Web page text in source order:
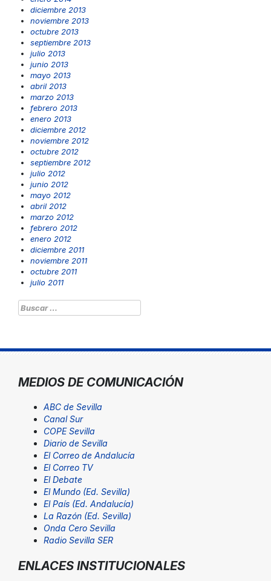
diciembre 2013
noviembre 2013
octubre 2013
septiembre 2013
julio 2013
junio 2013
mayo 2013
abril 2013
marzo 2013
febrero 2013
enero 2013
diciembre 2012
noviembre 2012
octubre 2012
septiembre 2012
julio 2012
junio 2012
mayo 2012
abril 2012
marzo 2012
febrero 2012
enero 2012
diciembre 2011
noviembre 2011
octubre 2011
julio 2011
Buscar:
MEDIOS DE COMUNICACIÓN
ABC de Sevilla
Canal Sur
COPE Sevilla
Diario de Sevilla
El Correo de Andalucía
El Correo TV
El Debate
El Mundo (Ed. Sevilla)
El País (Ed. Andalucía)
La Razón (Ed. Sevilla)
Onda Cero Sevilla
Radio Sevilla SER
ENLACES INSTITUCIONALES